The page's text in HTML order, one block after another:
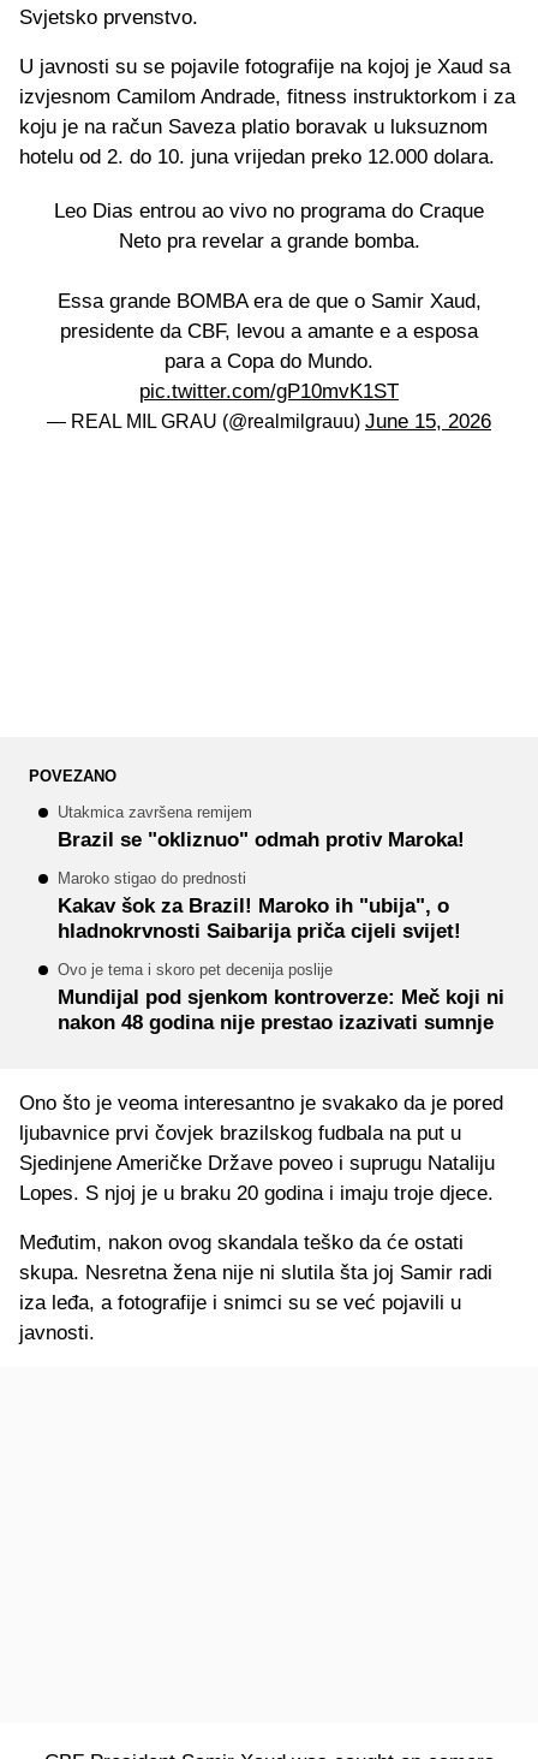
Svjetsko prvenstvo.
U javnosti su se pojavile fotografije na kojoj je Xaud sa
izvjesnom Camilom Andrade, fitness instruktorkom i za
koju je na račun Saveza platio boravak u luksuznom
hotelu od 2. do 10. juna vrijedan preko 12.000 dolara.
Leo Dias entrou ao vivo no programa do Craque
Neto pra revelar a grande bomba.
Essa grande BOMBA era de que o Samir Xaud,
presidente da CBF, levou a amante e a esposa
para a Copa do Mundo.
pic.twitter.com/gP10mvK1ST
— REAL MIL GRAU (@realmilgrauu) June 15, 2026
POVEZANO
Utakmica završena remijem
Brazil se "okliznuo" odmah protiv Maroka!
Maroko stigao do prednosti
Kakav šok za Brazil! Maroko ih "ubija", o
hladnokrvnosti Saibarija priča cijeli svijet!
Ovo je tema i skoro pet decenija poslije
Mundijal pod sjenkom kontroverze: Meč koji ni
nakon 48 godina nije prestao izazivati sumnje
Ono što je veoma interesantno je svakako da je pored
ljubavnice prvi čovjek brazilskog fudbala na put u
Sjedinjene Američke Države poveo i suprugu Nataliju
Lopes. S njoj je u braku 20 godina i imaju troje djece.
Međutim, nakon ovog skandala teško da će ostati
skupa. Nesretna žena nije ni slutila šta joj Samir radi
iza leđa, a fotografije i snimci su se već pojavili u
javnosti.